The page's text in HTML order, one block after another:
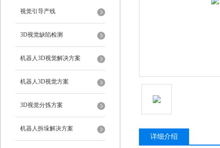
视觉引导产线
3D视觉缺陷检测
机器人3D视觉解决方案
机器人3D视觉方案
3D视觉分拣方案
机器人拆垛解决方案
详细介绍